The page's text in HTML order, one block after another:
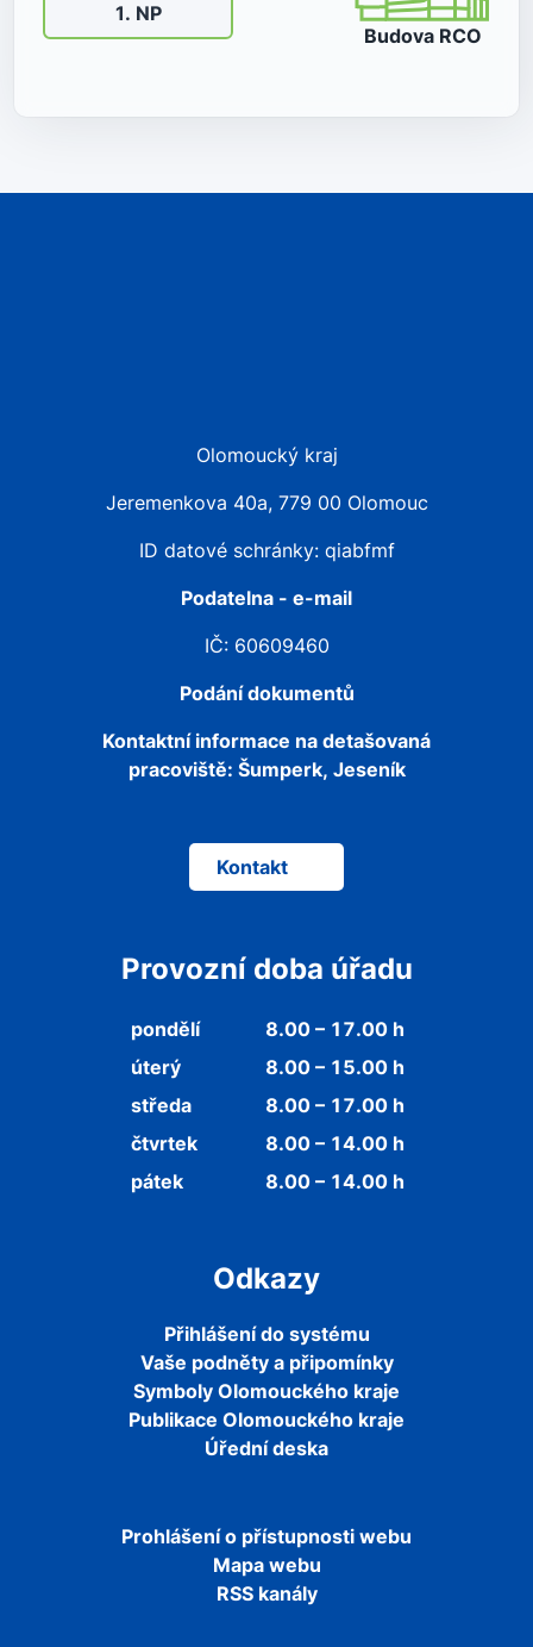
1. NP
Budova RCO
Olomoucký kraj
Jeremenkova 40a, 779 00 Olomouc
ID datové schránky: qiabfmf
Podatelna - e-mail
IČ: 60609460
Podání dokumentů
Kontaktní informace na detašovaná
pracoviště: Šumperk, Jeseník
Kontakt
Provozní doba úřadu
pondělí
8.00 – 17.00 h
úterý
8.00 – 15.00 h
středa
8.00 – 17.00 h
čtvrtek
8.00 – 14.00 h
pátek
8.00 – 14.00 h
Odkazy
Přihlášení do systému
Vaše podněty a připomínky
Symboly Olomouckého kraje
Publikace Olomouckého kraje
Úřední deska
Prohlášení o přístupnosti webu
Mapa webu
RSS kanály